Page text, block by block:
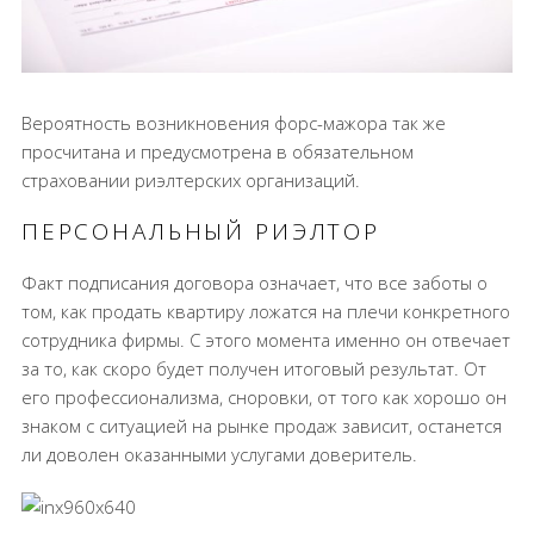
Вероятность возникновения форс-мажора так же
просчитана и предусмотрена в обязательном
страховании риэлтерских организаций.
ПЕРСОНАЛЬНЫЙ РИЭЛТОР
Факт подписания договора означает, что все заботы о
том, как продать квартиру ложатся на плечи конкретного
сотрудника фирмы. С этого момента именно он отвечает
за то, как скоро будет получен итоговый результат. От
его профессионализма, сноровки, от того как хорошо он
знаком с ситуацией на рынке продаж зависит, останется
ли доволен оказанными услугами доверитель.